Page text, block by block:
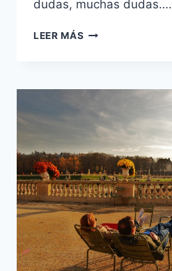
dudas, muchas dudas….
LEER MÁS LA
HACERME